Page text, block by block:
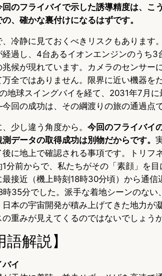
回のフライバイで示した誘導精度は、こ
の、確かな裏付けになるはずです。
、冷静に見ておくべきリスクもあります
経過し、4台あるイオンエンジンのうち
兆候が現れています。カメラのセンサー
万全ではありません。限界に近い機器
地球スイングバイを経て、2031年7月
回の成功は、その綱渡りの旅の通過点で
少し違う角度から。 今回のフライバイ
測データの取得成功は別物だからです。
後に地上で確認される事項です。トリフ
1分前からで、私たちがその「素顔」を
最接近（機上時刻18時30分頃）から通
時35分でした。派手な着地シーンのな
日本の宇宙開発が積み上げてきた地力が
の重みが見えてくるのではないでしょうか
語解説】
バイ